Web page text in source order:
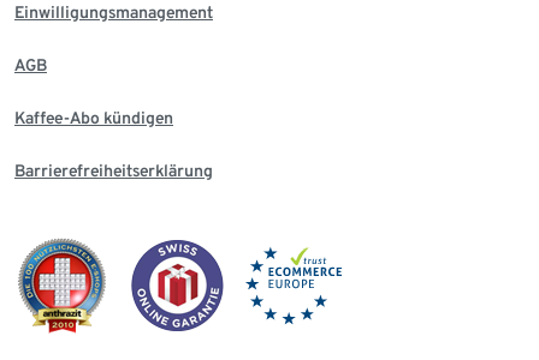
Einwilligungsmanagement
AGB
Kaffee-Abo kündigen
Barrierefreiheitserklärung